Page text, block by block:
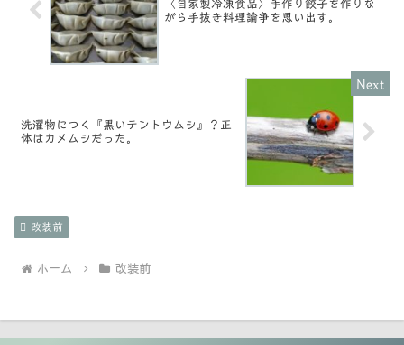
〈自家製冷凍食品〉手作り餃子を作りな
がら手抜き料理論争を思い出す。
洗濯物につく『黒いテントウムシ』？正
体はカメムシだった。
改装前
ホーム 改装前